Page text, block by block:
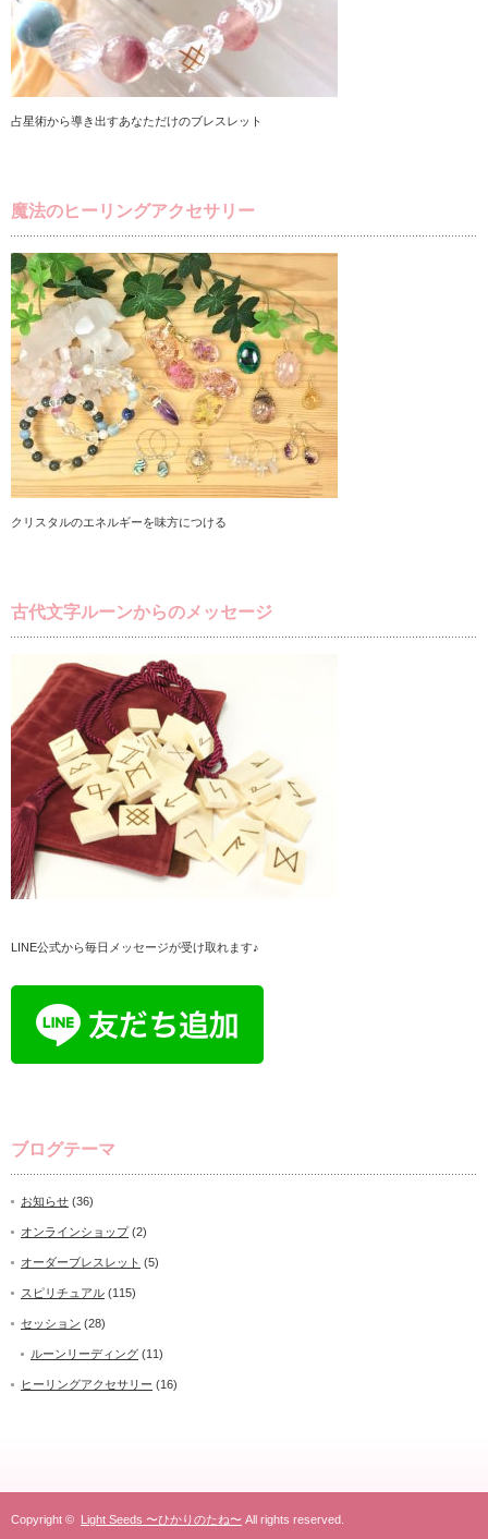
占星術から導き出すあなただけのブレスレット
魔法のヒーリングアクセサリー
クリスタルのエネルギーを味方につける
古代文字ルーンからのメッセージ
LINE公式から毎日メッセージが受け取れます♪
ブログテーマ
お知らせ (36)
オンラインショップ(2)
オーダーブレスレット (5)
スピリチュアル (115)
セッション (28)
ルーンリーディング (11)
ヒーリングアクセサリー (16)
Copyright © Light Seeds 〜ひかりのたね〜 All rights reserved.